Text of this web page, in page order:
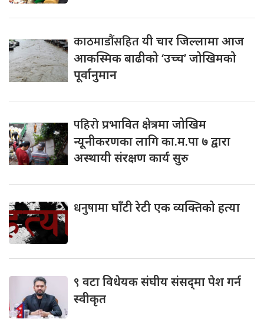
काठमाडौंसहितयी चार जिल्लामा आज
आकस्मिक बाढीको ‘उच्च’ जोखिमको
पूर्वानुमान
पहिरोप्रभावित क्षेत्रमा जोखिम
न्यूनीकरणका लागि का.म.पा ७ द्वारा
अस्थायी संरक्षण कार्य सुरु
धनुषामाघाँटी रेटी एक व्यक्तिको हत्या
९ वटा विधेयक संघीय संसद्‌मा पेश गर्न
स्वीकृत